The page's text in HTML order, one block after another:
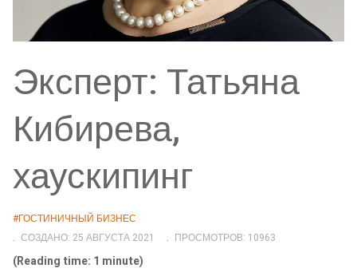
Эксперт: Татьяна
Кибирева,
хаускипинг
#ГОСТИНИЧНЫЙ БИЗНЕС
СОЗДАНО: 25 АВГУСТА 2021
ПРОСМОТРОВ: 10963
(Reading time: 1 minute)